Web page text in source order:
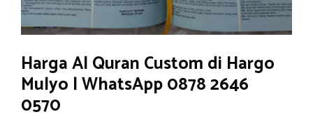
Harga Al Quran Custom di Hargo
Mulyo | WhatsApp 0878 2646
0570